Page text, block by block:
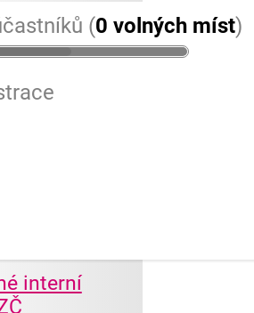
(0 volných míst)
interní